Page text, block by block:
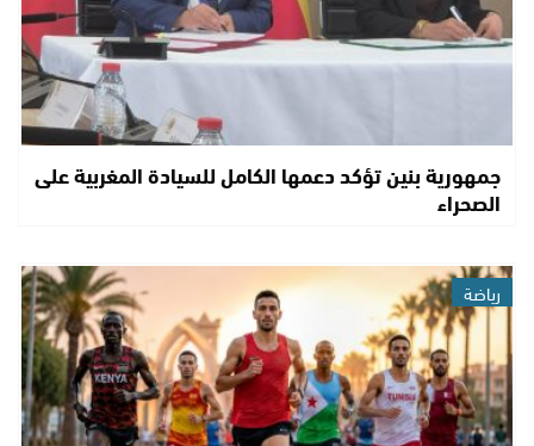
جمهورية بنين تؤكد دعمها الكامل للسيادة المغربية على
الصحراء
رياضة